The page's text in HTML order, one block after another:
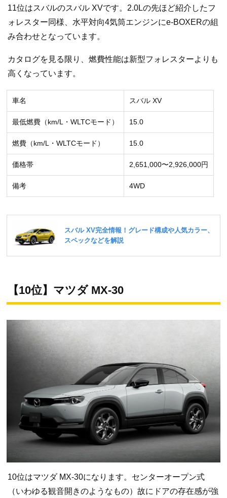
11位はスバルのスバル XVです。2.0Lの先ほど紹介したフ
ォレスター同様、水平対向4気筒エンジンにe-BOXERの組
み合わせとなっています。
カタログを見る限り、燃費性能は新型フォレスターよりも
高くなっています。
車名 スバル XV
最低燃費（km/L・WLTCモード） 15.0
燃費（km/L・WLTCモード） 15.0
価格帯 2,651,000〜2,926,000円
備考 4WD
【10位】マツダ MX-30
10位はマツダ MX-30になります。センターオープン式
（いわゆる観音開きのようなもの）故にドアの存在感が強